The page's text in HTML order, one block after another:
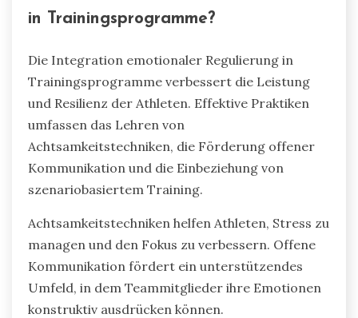
in Trainingsprogramme?
Die Integration emotionaler Regulierung in
Trainingsprogramme verbessert die Leistung
und Resilienz der Athleten. Effektive Praktiken
umfassen das Lehren von
Achtsamkeitstechniken, die Förderung offener
Kommunikation und die Einbeziehung von
szenariobasiertem Training.
Achtsamkeitstechniken helfen Athleten, Stress zu
managen und den Fokus zu verbessern. Offene
Kommunikation fördert ein unterstützendes
Umfeld, in dem Teammitglieder ihre Emotionen
konstruktiv ausdrücken können.